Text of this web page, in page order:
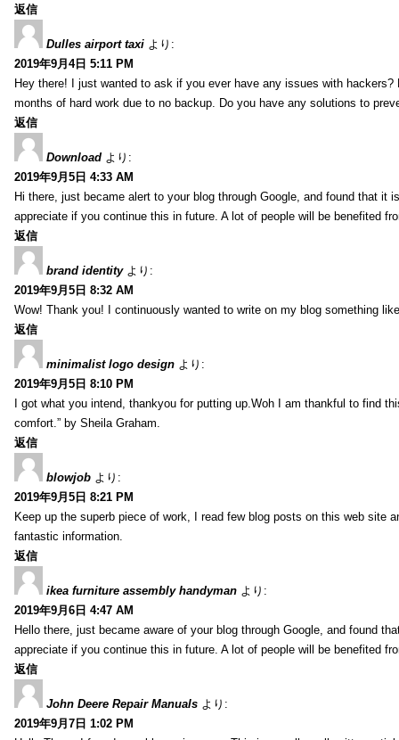
返信
Dulles airport taxi より:
2019年9月4日 5:11 PM
Hey there! I just wanted to ask if you ever have any issues with
months of hard work due to no backup. Do you have any solutions to
返信
Download より:
2019年9月5日 4:33 AM
Hi there, just became alert to your blog through Google, and found that it
appreciate if you continue this in future. A lot of people will be benefited
返信
brand identity より:
2019年9月5日 8:32 AM
Wow! Thank you! I continuously wanted to write on my blog something
返信
minimalist logo design より:
2019年9月5日 8:10 PM
I got what you intend, thankyou for putting up.Woh I am thankful to find
comfort.” by Sheila Graham.
返信
blowjob より:
2019年9月5日 8:21 PM
Keep up the superb piece of work, I read few blog posts on this web site
fantastic information.
返信
ikea furniture assembly handyman より:
2019年9月6日 4:47 AM
Hello there, just became aware of your blog through Google, and found
appreciate if you continue this in future. A lot of people will be benefited
返信
John Deere Repair Manuals より:
2019年9月7日 1:02 PM